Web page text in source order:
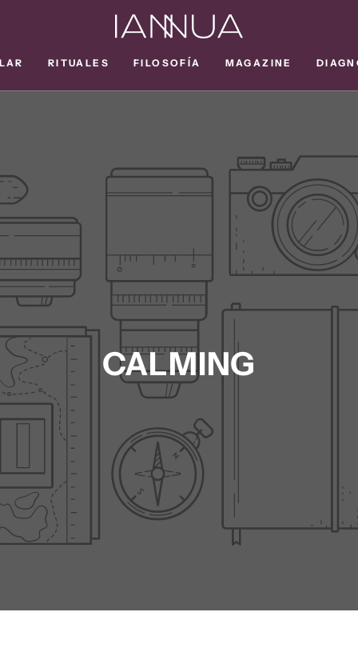
RITUALES FILOSOFÍA MAGAZINE
CALMING